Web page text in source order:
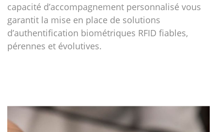
capacité d’accompagnement personnalisé vous
garantit la mise en place de solutions
d’authentification biométriques RFID fiables,
pérennes et évolutives.